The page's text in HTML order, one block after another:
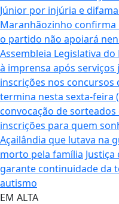
Júnior por injúria e
Maranhãozinho confirma
o partido não apoiará
Assembleia Legislativa
à imprensa após
inscrições nos concursos
termina nesta sexta-feira
convocação de sorteados
inscrições para quem
Açailândia que lutava na
morto pela família
garante continuidade da
autismo
EM ALTA